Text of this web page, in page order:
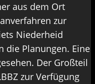
aus dem Ort
zur
Niederheid
die Planungen. Eine
Der Großteil
zur Verfügung